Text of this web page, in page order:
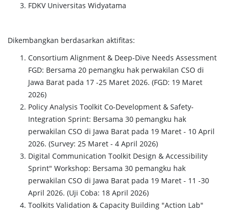
FDKV Universitas Widyatama
Dikembangkan berdasarkan aktifitas:
Consortium Alignment & Deep-Dive Needs Assessment
FGD: Bersama 20 pemangku hak perwakilan CSO di
Jawa Barat pada 17 -25 Maret 2026. (FGD: 19 Maret
2026)
Policy Analysis Toolkit Co-Development & Safety-
Integration Sprint: Bersama 30 pemangku hak
perwakilan CSO di Jawa Barat pada 19 Maret - 10 April
2026. (Survey: 25 Maret - 4 April 2026)
Digital Communication Toolkit Design & Accessibility
Sprint" Workshop: Bersama 30 pemangku hak
perwakilan CSO di Jawa Barat pada 19 Maret - 11 -30
April 2026. (Uji Coba: 18 April 2026)
Toolkits Validation & Capacity Building "Action Lab"